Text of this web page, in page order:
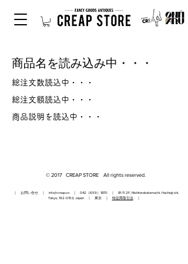
商品名を読み込み中・・・
総注文数読込中・・・
総注文額読込中・・・
商品説明を読込中・・・
© 2017 CREAP STORE All rights reserved.
｜ お問い合せ ｜ info@creap.co｜ 042（659）1870 ｜ 81-11 2F, Nishiterakatamachi, Hachioji-shi,
Tokyo, 192-0153, Japan ｜ 東京 ｜ 特定商取引法｜